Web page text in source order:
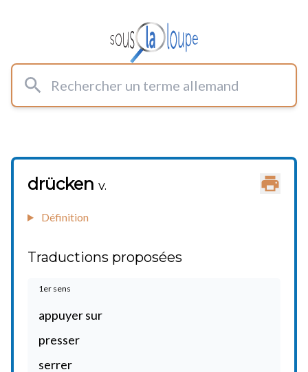
Rechercher un terme allemand
drücken v.
Définition
Traductions proposées
1er sens
appuyer sur
presser
serrer